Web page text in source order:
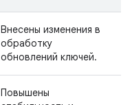
Внесены изменения в
обработку
обновлений ключей.
Повышены